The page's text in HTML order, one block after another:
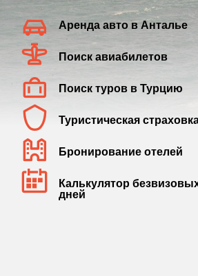
Аренда авто в Анталье
Поиск авиабилетов
Поиск туров в Турцию
Туристическая
Бронирование отелей
Калькулятор
дней